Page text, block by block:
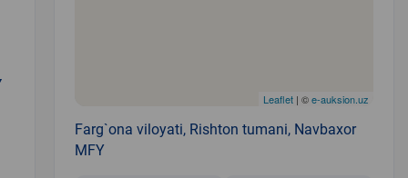
Leaflet| ©e-auksion.uz
Farg`ona viloyati, Rishton tumani, Navbaxor
MFY